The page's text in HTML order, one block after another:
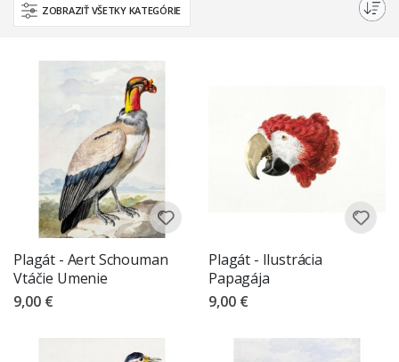
ZOBRAZIŤ VŠETKY KATEGÓRIE
Plagát - Aert Schouman
Vtáčie Umenie
9,00 €
Plagát - Ilustrácia
Papagája
9,00 €